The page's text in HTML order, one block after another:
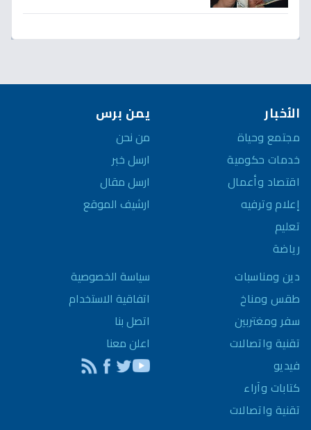
الأخبار
مجتمع وحياة
خدمات حكومية
اقتصاد وأعمال
إعلام وترفيه
تعليم
رياضة
دين ومناسبات
طقس ومناخ
سفر ومغتربين
تقنية واتصالات
فيديو
كتابات وآراء
تقنية واتصالات
يمن برس
من نحن
ارسل خبر
ارسل مقال
ارشيف الموقع
سياسة الخصوصية
اتفاقية الاستخدام
اتصل بنا
اعلن معنا